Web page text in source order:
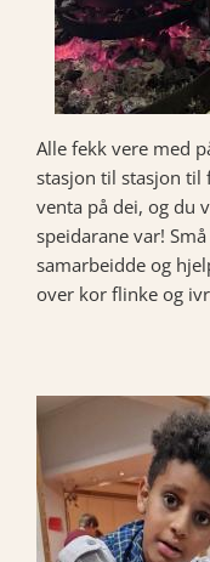
Alle fekk vere med
stasjon til stasjon til
venta på dei, og du
speidarane var!
samarbeidde og
over kor flinke og